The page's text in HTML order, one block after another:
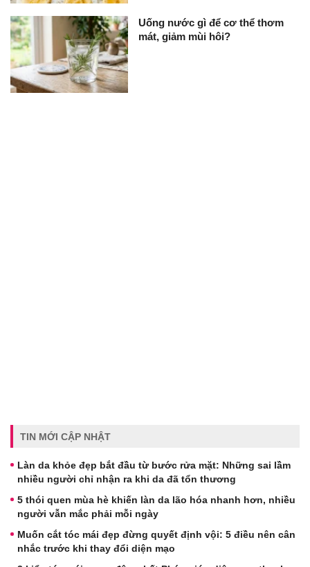
Uống nước gì để cơ thể thơm
mát, giảm mùi hôi?
TIN MỚI CẬP NHẬT
Làn da khỏe đẹp bắt đầu từ bước rửa mặt: Những sai lầm
nhiều người chỉ nhận ra khi da đã tổn thương
5 thói quen mùa hè khiến làn da lão hóa nhanh hơn, nhiều
người vẫn mắc phải mỗi ngày
Muốn cắt tóc mái đẹp đừng quyết định vội: 5 điều nên cân
nhắc trước khi thay đổi diện mạo